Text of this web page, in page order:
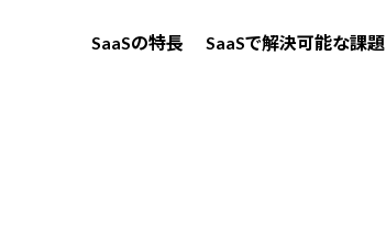
SaaSの特長 SaaSで解決可能な課題